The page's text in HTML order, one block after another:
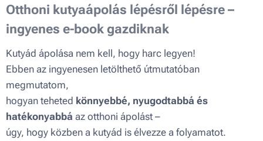
Otthoni kutyaápolás lépésről lépésre –
ingyenes e-book gazdiknak
Kutyád ápolása nem kell, hogy harc legyen!
Ebben az ingyenesen letölthető útmutatóban
megmutatom,
hogyan teheted könnyebbé, nyugodtabbá és
hatékonyabbá az otthoni ápolást –
úgy, hogy közben a kutyád is élvezze a folyamatot.